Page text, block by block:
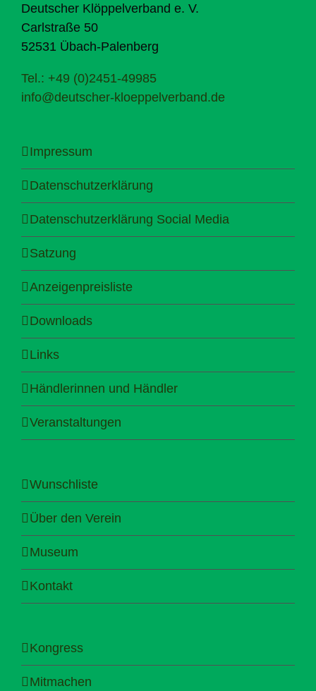
Deutscher Klöppelverband e. V.
Carlstraße 50
52531 Übach-Palenberg
Tel.: +49 (0)2451-49985
info@deutscher-kloeppelverband.de
Impressum
Datenschutzerklärung
Datenschutzerklärung Social Media
Satzung
Anzeigenpreisliste
Downloads
Links
Händlerinnen und Händler
Veranstaltungen
Wunschliste
Über den Verein
Museum
Kontakt
Kongress
Mitmachen